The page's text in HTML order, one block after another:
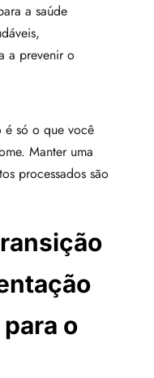
a saúde
a prevenir o
é só o que você
Manter uma
processados são
o